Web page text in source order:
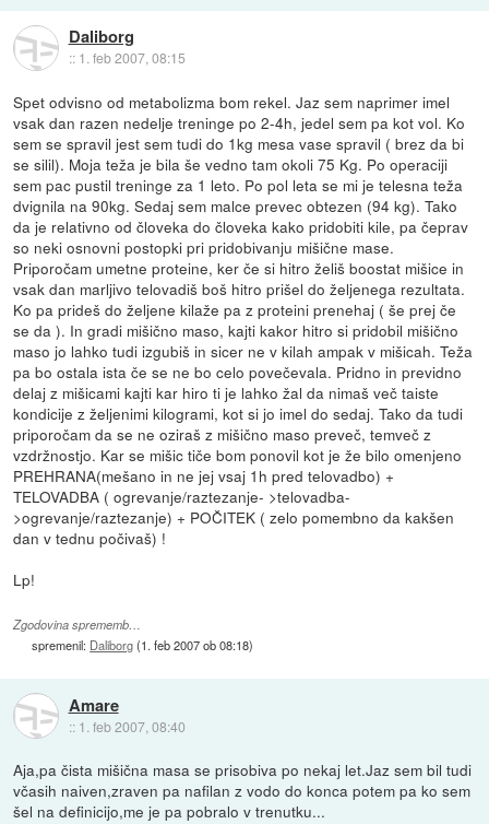
Daliborg
:: 1. feb 2007, 08:15
Spet odvisno od metabolizma bom rekel. Jaz sem naprimer imel
vsak dan razen nedelje treninge po 2-4h, jedel sem pa kot vol. Ko
sem se spravil jest sem tudi do 1kg mesa vase spravil ( brez da bi
se silil). Moja teža je bila še vedno tam okoli 75 Kg. Po operaciji
sem pac pustil treninge za 1 leto. Po pol leta se mi je telesna teža
dvignila na 90kg. Sedaj sem malce prevec obtezen (94 kg). Tako
da je relativno od človeka do človeka kako pridobiti kile, pa čeprav
so neki osnovni postopki pri pridobivanju mišične mase.
Priporočam umetne proteine, ker če si hitro želiš boostat mišice in
vsak dan marljivo telovadiš boš hitro prišel do željenega rezultata.
Ko pa prideš do željene kilaže pa z proteini prenehaj ( še prej če
se da ). In gradi mišično maso, kajti kakor hitro si pridobil mišično
maso jo lahko tudi izgubiš in sicer ne v kilah ampak v mišicah. Teža
pa bo ostala ista če se ne bo celo povečevala. Pridno in previdno
delaj z mišicami kajti kar hiro ti je lahko žal da nimaš več taiste
kondicije z željenimi kilogrami, kot si jo imel do sedaj. Tako da tudi
priporočam da se ne oziraš z mišično maso preveč, temveč z
vzdržnostjo. Kar se mišic tiče bom ponovil kot je že bilo omenjeno
PREHRANA(mešano in ne jej vsaj 1h pred telovadbo) +
TELOVADBA ( ogrevanje/raztezanje- >telovadba-
>ogrevanje/raztezanje) + POČITEK ( zelo pomembno da kakšen
dan v tednu počivaš) !
Lp!
Zgodovina sprememb…
spremenil: Daliborg(1. feb 2007 ob 08:18)
Amare
:: 1. feb 2007, 08:40
Aja,pa čista mišična masa se prisobiva po nekaj let.Jaz sem bil tudi
včasih naiven,zraven pa nafilan z vodo do konca potem pa ko sem
šel na definicijo,me je pa pobralo v trenutku...